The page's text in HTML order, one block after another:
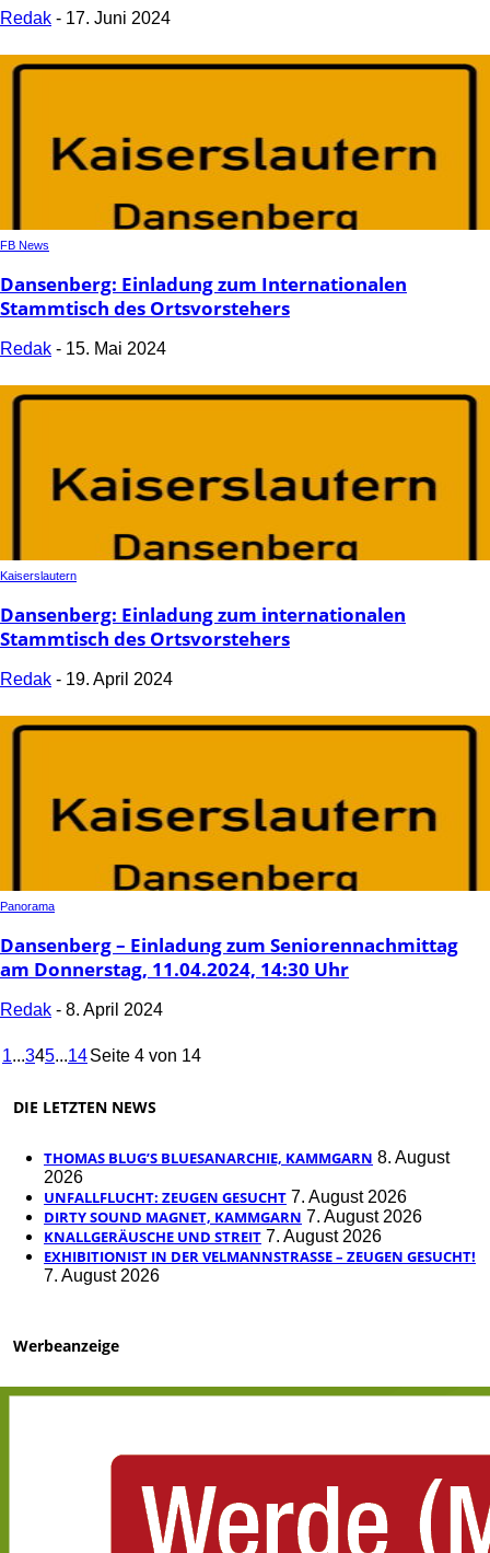
Redak - 17. Juni 2024
FB News
Dansenberg: Einladung zum Internationalen
Stammtisch des Ortsvorstehers
Redak - 15. Mai 2024
Kaiserslautern
Dansenberg: Einladung zum internationalen
Stammtisch des Ortsvorstehers
Redak - 19. April 2024
Panorama
Dansenberg – Einladung zum Seniorennachmittag
am Donnerstag, 11.04.2024, 14:30 Uhr
Redak - 8. April 2024
1...345...14Seite 4 von 14
DIE LETZTEN NEWS
THOMAS BLUG’S BLUESANARCHIE, KAMMGARN 8. August
2026
UNFALLFLUCHT: ZEUGEN GESUCHT 7. August 2026
DIRTY SOUND MAGNET, KAMMGARN 7. August 2026
KNALLGERÄUSCHE UND STREIT 7. August 2026
EXHIBITIONIST IN DER VELMANNSTRASSE – ZEUGEN GESUCHT!
7. August 2026
Werbeanzeige